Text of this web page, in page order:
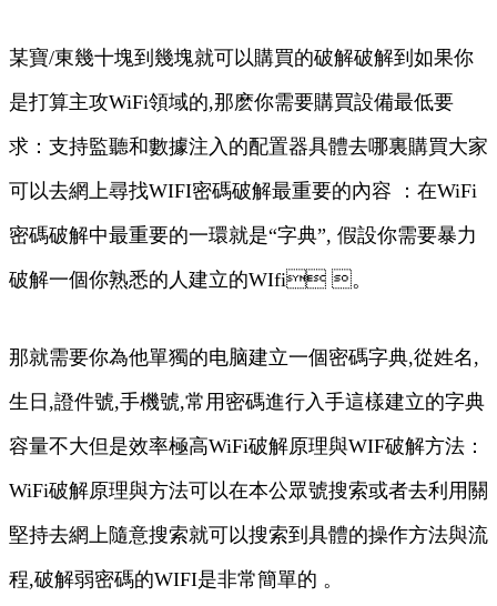
某寶/東幾十塊到幾塊就可以購買的破解破解到如果你
是打算主攻WiFi領域的,那麽你需要購買設備最低要
求：支持監聽和數據注入的配置器具體去哪裏購買大家
可以去網上尋找WIFI密碼破解最重要的內容 ：在WiFi
密碼破解中最重要的一環就是“字典”, 假設你需要暴力
破解一個你熟悉的人建立的WIfi 。
那就需要你為他單獨的电脑建立一個密碼字典,從姓名,
生日,證件號,手機號,常用密碼進行入手這樣建立的字典
容量不大但是效率極高WiFi破解原理與WIF破解方法：
WiFi破解原理與方法可以在本公眾號搜索或者去利用關
堅持去網上隨意搜索就可以搜索到具體的操作方法與流
程,破解弱密碼的WIFI是非常簡單的 。